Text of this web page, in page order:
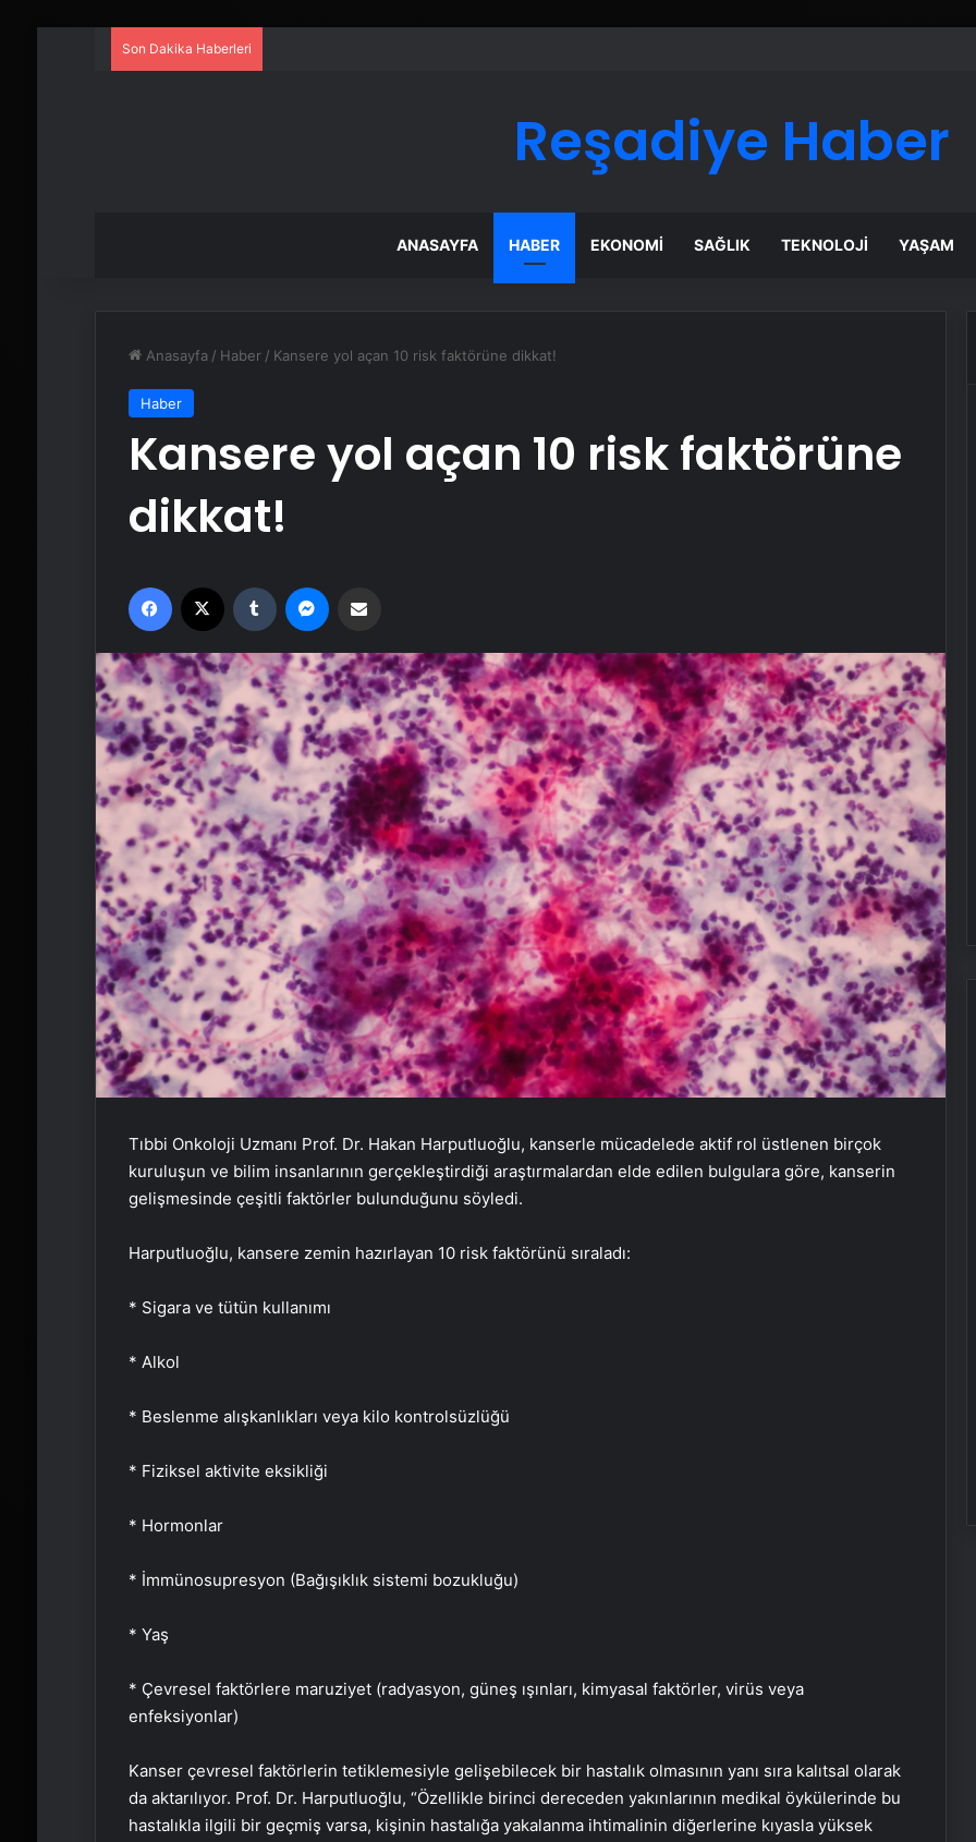
Son Dakika Haberleri
Reşadiye Haber
ANASAYFA HABER EKONOMI SAĞLIK TEKNOLOJI YAŞAM
Anasayfa / Haber / Kansere yol açan 10 risk faktörüne dikkat!
Haber
Kansere yol açan 10 risk faktörüne
dikkat!
Facebook Tumblr
Tıbbi Onkoloji Uzmanı Prof. Dr. Hakan Harputluoğlu, kanserle mücadelede aktif rol üstlenen birçok
kuruluşun ve bilim insanlarının gerçekleştirdiği araştırmalardan elde edilen bulgulara göre, kanserin
gelişmesinde çeşitli faktörler bulunduğunu söyledi.
Harputluoğlu, kansere zemin hazırlayan 10 risk faktörünü sıraladı:
* Sigara ve tütün kullanımı
* Alkol
* Beslenme alışkanlıkları veya kilo kontrolsüzlüğü
* Fiziksel aktivite eksikliği
* Hormonlar
* İmmünosupresyon (Bağışıklık sistemi bozukluğu)
* Yaş
* Çevresel faktörlere maruziyet (radyasyon, güneş ışınları, kimyasal faktörler, virüs veya
enfeksiyonlar)
Kanser çevresel faktörlerin tetiklemesiyle gelişebilecek bir hastalık olmasının yanı sıra kalıtsal olarak
da aktarılıyor. Prof. Dr. Harputluoğlu, “Özellikle birinci dereceden yakınlarının medikal öykülerinde bu
hastalıkla ilgili bir geçmiş varsa, kişinin hastalığa yakalanma ihtimalinin diğerlerine kıyasla yüksek